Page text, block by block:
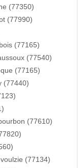
(77350)
(77990)
(77165)
(77540)
(77165)
(77440)
(77610)
(77134)